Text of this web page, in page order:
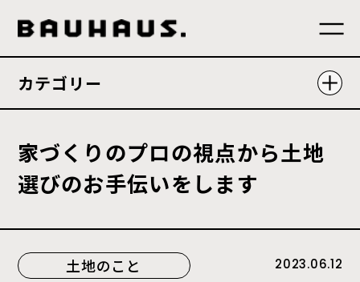
土地のこと 2023.06.12
家づく りのプロの視点から土地
選びのお手伝いを します
カテゴリー